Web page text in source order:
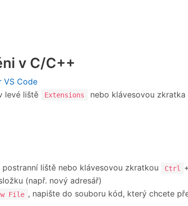
v C/C++
VS Code
levé liště
Extensions nebo klávesovou zkratka
liště nebo klávesovou zkratkou Ctrl +
(např. nový adresář)
File , napište do souboru kód, který chcete